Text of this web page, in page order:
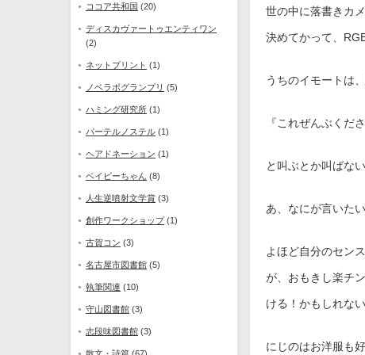
ココア共和国 (20)
ディスカヴァートゥエンティワン
(2)
ネットプリント (1)
ノベラボグランプリ (5)
ハミング研究所 (1)
パーテルノステル (1)
ヘアドネーション (1)
ベイビーちゃん (8)
人生逆噴射文学賞 (3)
創作ワークショップ(1)
古賀コン (3)
名古屋市図書館 (5)
執筆関連 (10)
守山図書館 (3)
志段味図書館 (3)
世の中に落書きカ
決めてかって、
うちのイモートは
『これぜんぶくだ
と叫ぶとか叫ばない
あ、なにが言いた
よほど自分のセン
が、おもきし楽チ
ける！かもしれな
にじのはお洋服も